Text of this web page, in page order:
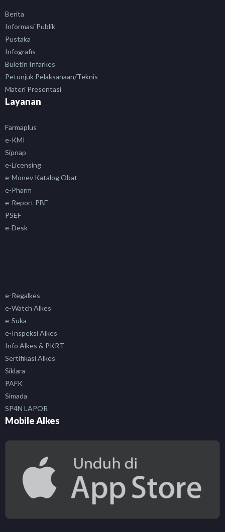
Berita
Informasi Publik
Pustaka
Infografis
Buletin Infarkes
Petunjuk Pelaksanaan/Teknis
Materi Presentasi
Layanan
Farmaplus
e-KMI
Sipnap
e-Licensing
e-Monev Katalog Obat
e-Pharm
e-Report PBF
PSEF
e-Desk
e-Regalkes
e-Watch Alkes
e-Suka
e-Inspeksi Alkes
Info Alkes & PKRT
Sertifikasi Alkes
Siklara
PAFK
Simada
SP4N LAPOR
Mobile Alkes